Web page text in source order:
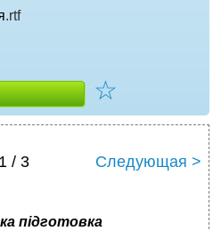
.rtf
☆
1 / 3 Следующая >
підготовка